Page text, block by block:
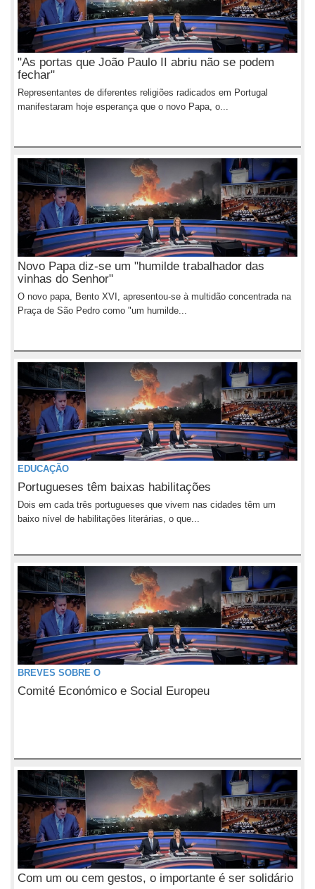
"As portas que João Paulo II abriu não se podem
fechar"
Representantes de diferentes religiões radicados em Portugal
manifestaram hoje esperança que o novo Papa, o...
Novo Papa diz-se um "humilde trabalhador das
vinhas do Senhor"
O novo papa, Bento XVI, apresentou-se à multidão concentrada na
Praça de São Pedro como "um humilde...
EDUCAÇÃO
Portugueses têm baixas habilitações
Dois em cada três portugueses que vivem nas cidades têm um
baixo nível de habilitações literárias, o que...
BREVES SOBRE O
Comité Económico e Social Europeu
Com um ou cem gestos, o importante é ser solidário